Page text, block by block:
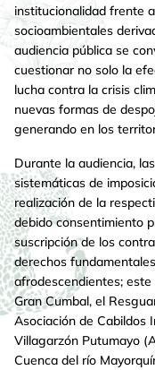
institucionalidad frente
socioambientales
audiencia pública se
cuestionar no solo la
lucha contra la crisis
nuevas formas de
generando en los
Durante la audiencia,
sistemáticas de
realización de la
debido consentimiento
suscripción de los
derechos
afrodescendientes;
Gran Cumbal, el
Asociación de Cabildos
Villagarzón Putumayo
Cuenca del río